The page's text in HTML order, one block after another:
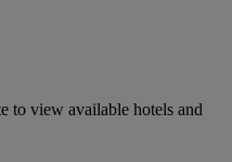
to view available hotels and